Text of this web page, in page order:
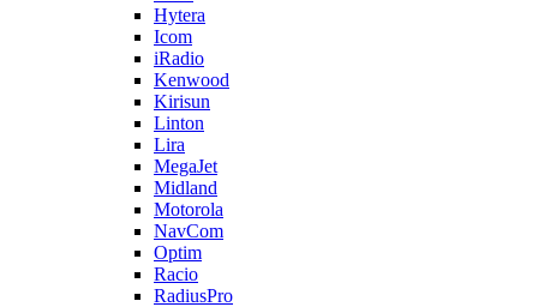
Hytera
Icom
iRadio
Kenwood
Kirisun
Linton
Lira
MegaJet
Midland
Motorola
NavCom
Optim
Racio
RadiusPro